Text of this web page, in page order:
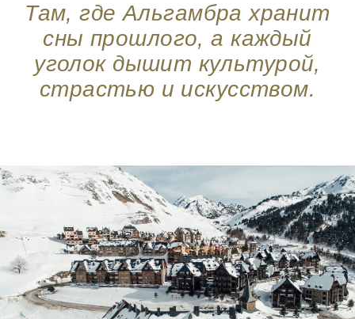
Там, где Альгамбра хранит
сны прошлого, а каждый
уголок дышит культурой,
страстью и искусством.